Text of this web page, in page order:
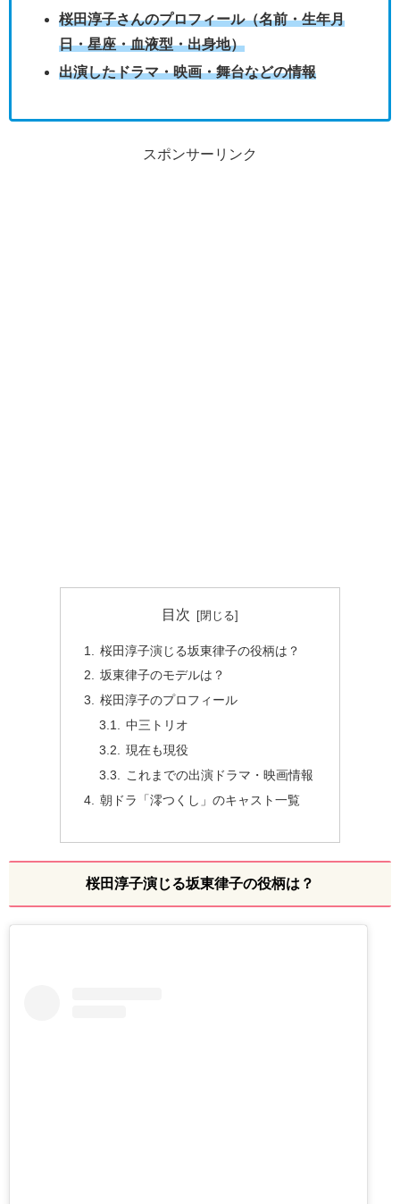
桜田淳子さんのプロフィール（名前・生年月
日・星座・血液型・出身地）
出演したドラマ・映画・舞台などの情報
スポンサーリンク
目次
桜田淳子演じる坂東律子の役柄は？
坂東律子のモデルは？
桜田淳子のプロフィール
中三トリオ
現在も現役
これまでの出演ドラマ・映画情報
朝ドラ「澪つくし」のキャスト一覧
桜田淳子演じる坂東律子の役柄は？